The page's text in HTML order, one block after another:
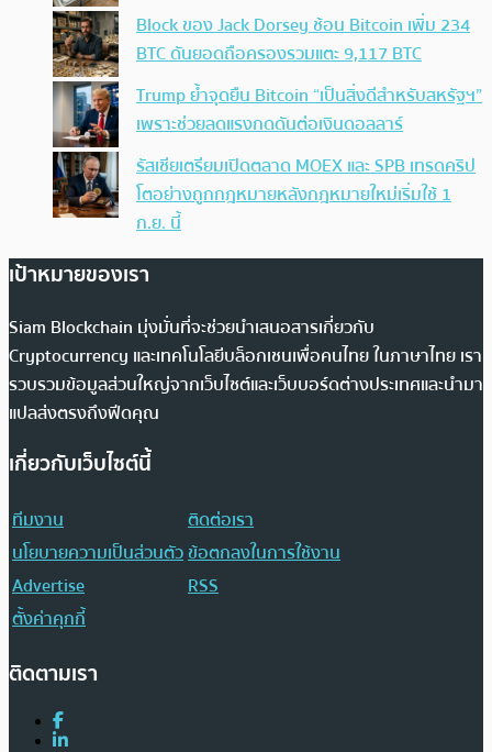
Block ของ Jack Dorsey ช้อน Bitcoin เพิ่ม 234
BTC ดันยอดถือครองรวมแตะ 9,117 BTC
Trump ย้ำจุดยืน Bitcoin “เป็นสิ่งดีสำหรับสหรัฐฯ”
เพราะช่วยลดแรงกดดันต่อเงินดอลลาร์
รัสเซียเตรียมเปิดตลาด MOEX และ SPB เทรดคริป
โตอย่างถูกกฎหมายหลังกฎหมายใหม่เริ่มใช้ 1
ก.ย. นี้
เป้าหมายของเรา
Siam Blockchain มุ่งมั่นที่จะช่วยนำเสนอสารเกี่ยวกับ
Cryptocurrency และเทคโนโลยีบล็อกเชนเพื่อคนไทย ในภาษาไทย เรา
รวบรวมข้อมูลส่วนใหญ่จากเว็บไซต์และเว็บบอร์ดต่างประเทศและนำมา
แปลส่งตรงถึงฟีดคุณ
เกี่ยวกับเว็บไซต์นี้
ทีมงาน
ติดต่อเรา
นโยบายความเป็นส่วนตัวข้อตกลงในการใช้งาน
Advertise
RSS
ตั้งค่าคุกกี้
ติดตามเรา